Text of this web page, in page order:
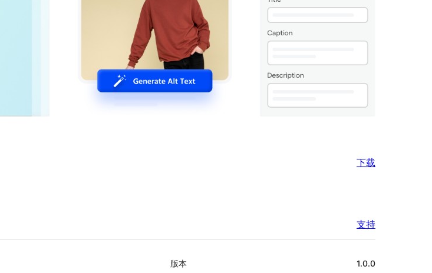
下载
支持
额
版本 1.0.0